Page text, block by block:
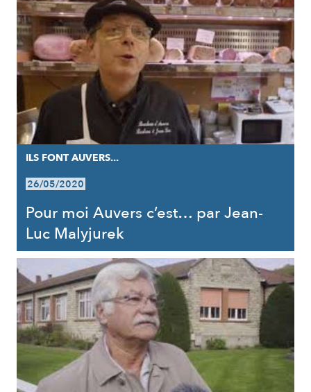
ILS FONT AUVERS...
26/05/2020
Pour moi Auvers c’est… par Jean-
Luc Malyjurek